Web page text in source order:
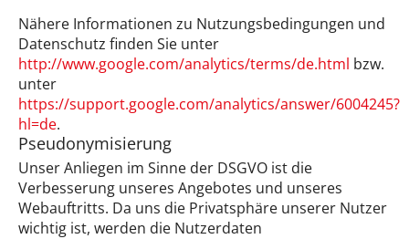
Nähere Informationen zu Nutzungsbedingungen und
Datenschutz finden Sie unter
http://www.google.com/analytics/terms/de.html bzw.
unter
https://support.google.com/analytics/answer/6004245?
hl=de.
Pseudonymisierung
Unser Anliegen im Sinne der DSGVO ist die
Verbesserung unseres Angebotes und unseres
Webauftritts. Da uns die Privatsphäre unserer Nutzer
wichtig ist, werden die Nutzerdaten